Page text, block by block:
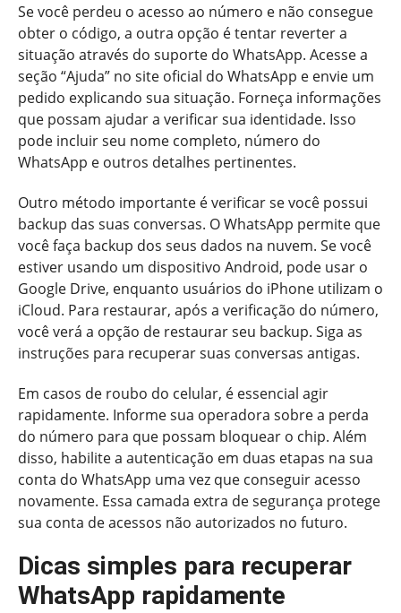
Se você perdeu o acesso ao número e não consegue
obter o código, a outra opção é tentar reverter a
situação através do suporte do WhatsApp. Acesse a
seção “Ajuda” no site oficial do WhatsApp e envie um
pedido explicando sua situação. Forneça informações
que possam ajudar a verificar sua identidade. Isso
pode incluir seu nome completo, número do
WhatsApp e outros detalhes pertinentes.
Outro método importante é verificar se você possui
backup das suas conversas. O WhatsApp permite que
você faça backup dos seus dados na nuvem. Se você
estiver usando um dispositivo Android, pode usar o
Google Drive, enquanto usuários do iPhone utilizam o
iCloud. Para restaurar, após a verificação do número,
você verá a opção de restaurar seu backup. Siga as
instruções para recuperar suas conversas antigas.
Em casos de roubo do celular, é essencial agir
rapidamente. Informe sua operadora sobre a perda
do número para que possam bloquear o chip. Além
disso, habilite a autenticação em duas etapas na sua
conta do WhatsApp uma vez que conseguir acesso
novamente. Essa camada extra de segurança protege
sua conta de acessos não autorizados no futuro.
Dicas simples para recuperar
WhatsApp rapidamente